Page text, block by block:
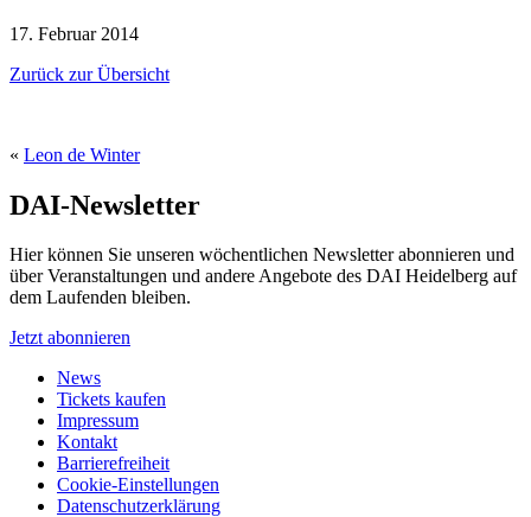
17. Februar 2014
Zurück zur Übersicht
« Leon de Winter
DAI-Newsletter
Hier können Sie unseren wöchentlichen Newsletter abonnieren und
über Veranstaltungen und andere Angebote des DAI Heidelberg auf
dem Laufenden bleiben.
Jetzt abonnieren
News
Tickets kaufen
Impressum
Kontakt
Barrierefreiheit
Cookie-Einstellungen
Datenschutzerklärung